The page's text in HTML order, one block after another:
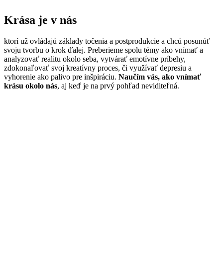
Krása je v nás
ktorí už ovládajú základy točenia a postprodukcie a chcú posunúť
svoju tvorbu o krok ďalej. Preberieme spolu témy ako vnímať a
analyzovať realitu okolo seba, vytvárať emotívne príbehy,
zdokonaľovať svoj kreatívny proces, či využívať depresiu a
vyhorenie ako palivo pre inšpiráciu. Naučím vás, ako vnímať
krásu okolo nás, aj keď je na prvý pohľad neviditeľná.